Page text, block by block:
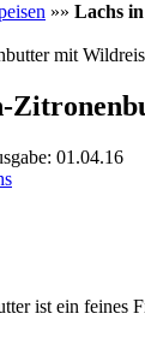
»» Lachs
01.04.16
ist ein feines